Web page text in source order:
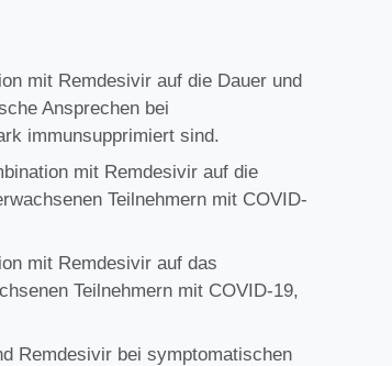
mit Remdesivir auf die Dauer und
Ansprechen bei
immunsupprimiert sind.
mit Remdesivir auf die
Teilnehmern mit COVID-
mit Remdesivir auf das
Teilnehmern mit COVID-19,
Remdesivir bei symptomatischen